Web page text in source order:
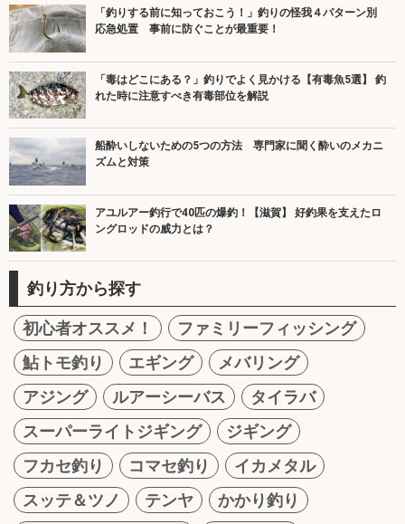
「釣りする前に知っておこう！」釣りの怪我４パターン別
応急処置 事前に防ぐことが最重要！
「毒はどこにある？」釣りでよく見かける【有毒魚5選】 釣
れた時に注意すべき有毒部位を解説
船酔いしないための5つの方法 専門家に聞く酔いのメカニ
ズムと対策
アユルアー釣行で40匹の爆釣！【滋賀】 好釣果を支えたロ
ングロッドの威力とは？
釣り方から探す
初心者オススメ！
ファミリーフィッシング
鮎トモ釣り
エギング
メバリング
アジング
ルアーシーバス
タイラバ
スーパーライトジギング
ジギング
フカセ釣り
コマセ釣り
イカメタル
スッテ＆ツノ
テンヤ
かかり釣り